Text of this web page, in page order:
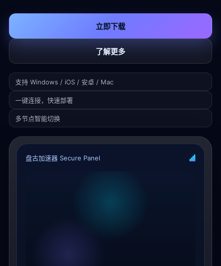
立即下载
了解更多
支持 Windows / iOS / 安卓 / Mac
一键连接，快速部署
多节点智能切换
盘古加速器 Secure Panel